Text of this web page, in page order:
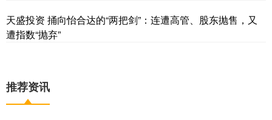
天盛投资 捅向怡合达的“两把剑”：连遭高管、股东抛售，又
遭指数“抛弃”
推荐资讯